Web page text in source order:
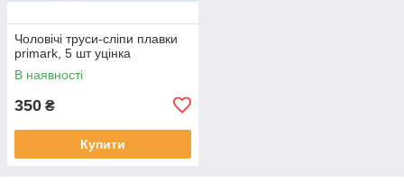
Чоловічі труси-сліпи плавки
primark, 5 шт уцінка
В наявності
350 ₴
Купити